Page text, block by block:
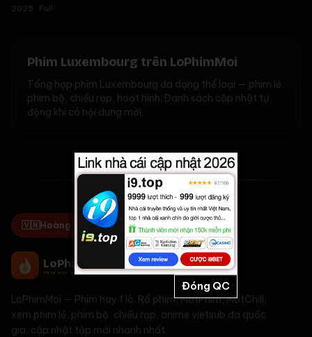
2025 · Full
Phim Luxembourg trên LoPhimMoi
Tổng hợp phim Luxembourg đa dạng thể loại — phim lẻ,
phim bộ, chiếu rạp, hoạt hình. Danh sách cập nhật tự
động khi có nội dung mới.
🇻🇳 Hoàng Sa & Trường Sa là của Việt Nam!
LoPhim
PHIM HAY 1 LÒ
LoPhimMoi — Phim hay 1 lò. Rổ phim, MotPhim, MotChill,
xem phim lẻ, phim bộ, chiếu rạp, anime vietsub đa quốc
gia, cập nhật tập mới nhanh nhất.
Đóng QC